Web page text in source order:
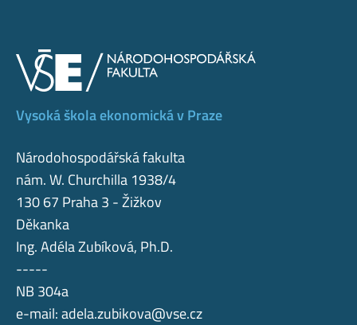
Vysoká škola ekonomická v Praze
Národohospodářská fakulta
nám. W. Churchilla 1938/4
130 67 Praha 3 - Žižkov
Děkanka
Ing. Adéla Zubíková, Ph.D.
-----
NB 304a
e-mail:adela.zubikova@vse.cz